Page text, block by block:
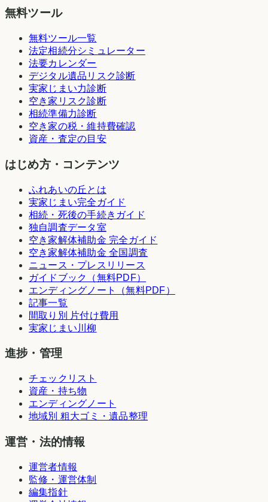
無料ツール
無料ツール一覧
法定相続分シミュレーター
法要カレンダー
デジタル遺品リスク診断
実家じまい力診断
空き家リスク診断
相続準備力診断
空き家の税・維持費確認
資産・査定の目安
はじめ方・コンテンツ
ふれあいの丘とは
実家じまい完全ガイド
相続・死後の手続きガイド
独自調査データ室
空き家解体補助金 完全ガイド
空き家解体補助金 全国調査
ニュース・プレスリリース
ガイドブック（無料PDF）
エンディングノート（無料PDF）
記事一覧
間取り別 片付け費用
実家じまい川柳
進捗・管理
チェックリスト
資産・持ち物
エンディングノート
地域別 粗大ゴミ・遺品整理
運営・法的情報
運営者情報
監修・運営体制
編集指針